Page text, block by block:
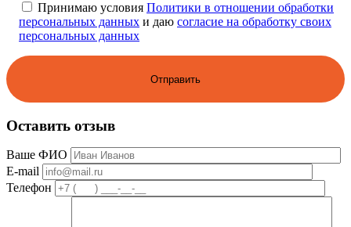
Принимаю условия Политики в отношении обработки
персональных данных и даю согласие на обработку своих
персональных данных
Оставить отзыв
Ваше ФИО
E-mail
Телефон